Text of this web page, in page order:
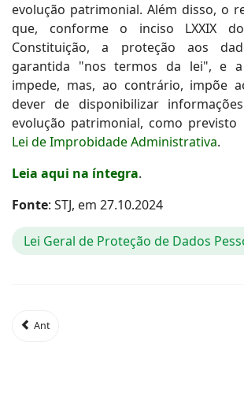
evolução patrimonial. Além disso, o
que, conforme o inciso LXXIX
Constituição, a proteção aos
garantida "nos termos da lei", e a
impede, mas, ao contrário, impõe
dever de disponibilizar
evolução patrimonial, como previsto
Lei de Improbidade Administrativa.
Leia aqui na íntegra.
Fonte: STJ, em 27.10.2024
Lei Geral de Proteção de Dados
Ant